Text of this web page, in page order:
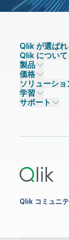
Qlik が選ば
Qlik が選ばれる
信頼とセキュリ
信頼とプライバ
信頼と AI
主なテクノロジ
データソースと
Qlik について
企業情報
採用情報
ニュースルーム
事業所 / 連絡先
製品
データ統合とデ
Qlik Talend
Qlik Talend
Talend Data
Qlik Cloud
価格
データ統合
データ分析
AI / 機械学習
ソリューショ
ソリューション
パートナー検索
学習
イベント
サポート
Qlik コミュニ